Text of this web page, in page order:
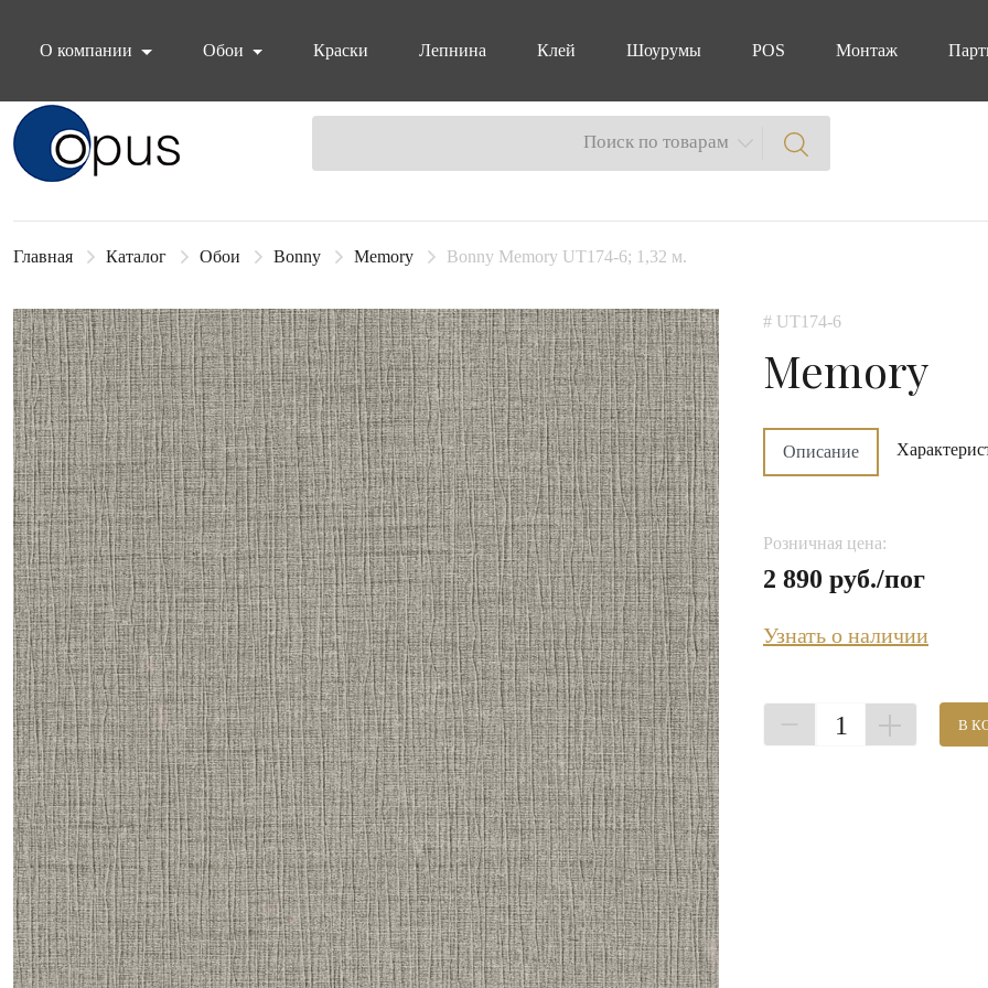
О компании
Обои Краски Лепнина Клей Шоурумы POS Монтаж
Блок поиска Поиск по товарам
Главная Каталог Обои Bonny Memory Bonny Memory UT174-6; 1,32 м.
# UT174-6
Memory
Описание
Розничная цена:
2 890 руб./пог
Узнать о наличии
1 В